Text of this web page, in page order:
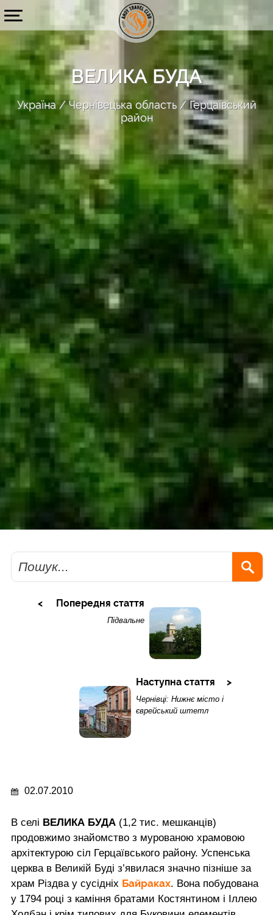
ВЕЛИКА БУДА
Україна Чернівецька область
Герцаївський
район
Пошук
Попередня стаття
Підвальне
Наступна стаття
Чернівці: Нижнє місто і
єврейський штетл
02.07.2010
В селі ВЕЛИКА БУДА (1,2 тис. мешканців)
продовжимо знайомство з мурованою храмовою
архітектурою сіл Герцаївського району. Успенська
церква в Великій Буді з’явилася значно пізніше за
храм Різдва у сусідніх Байраках. Вона побудована
у 1794 році з каміння братами Костянтином і Іллею